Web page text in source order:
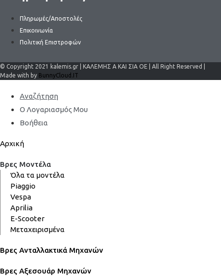
Πληρωμές/Αποστολές
Επικοινωνία
Πολιτική Επιστροφών
© Copyright 2021 kalemis.gr | ΚΑΛΕΜΗΣ Α ΚΑΙ ΣΙΑ ΟΕ | All Right Reserved |
Made with by BunnyCloud.IT
Αναζήτηση
Ο Λογαριασμός Μου
Βοήθεια
Αρχική
Βρες Μοντέλα
Όλα τα μοντέλα
Piaggio
Vespa
Aprilia
E-Scooter
Μεταχειρισμένα
Βρες Ανταλλακτικά Μηχανών
Βρες Αξεσουάρ Μηχανών